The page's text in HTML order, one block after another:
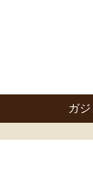
ガジ